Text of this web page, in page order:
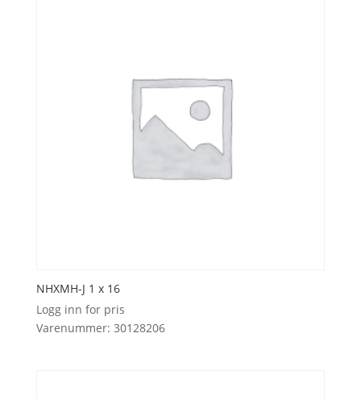
NHXMH-J 1 x 16
Logg inn for pris
Varenummer: 30128206